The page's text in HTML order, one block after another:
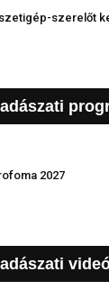
szerelőt
2027